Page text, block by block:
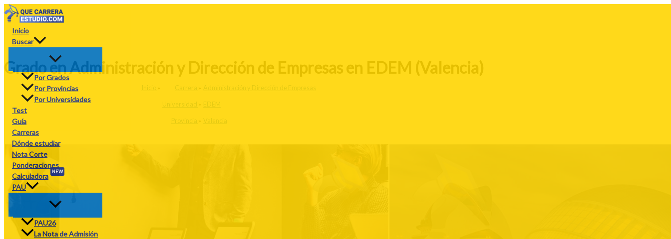
Ir
al
contenido
Inicio
Buscar
Por Grados
Por Provincias
Por Universidades
Test
Guía
Carreras
Dónde estudiar
Nota Corte
Ponderaciones
Calculadora
NEW
PAU
PAU26
La Nota de Admisión
Grado en Administración y Dirección de Empresas en EDEM (Valencia)
Inicio Carrera Administración y Dirección de Empresas
Universidad EDEM
Provincia Valencia